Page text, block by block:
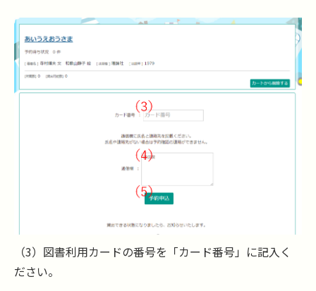
（3）図書利用カードの番号を「カード番号」に記入く
ださい。